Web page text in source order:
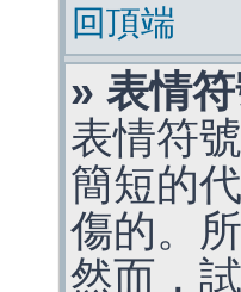
回頂端
» 表情
表情符
簡短的
傷的。
然而，